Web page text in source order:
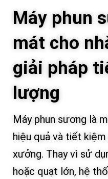
Máy phun
mát cho
giải pháp
lượng
Máy phun sương là
hiệu quả và tiết
xưởng. Thay vì sử
hoặc quạt lớn, hệ